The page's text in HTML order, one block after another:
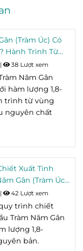
(Tràm Úc) Có
Hành Trình Từ
Đến Chai Tinh
| 38 Lượt xem
Năm Gân
hàm lượng 1,8-
trình từ vùng
nguyên chất
Xuất Tinh
Gân (Tràm Úc)
Chất Tự Nhiên
| 42 Lượt xem
trình chiết
Tràm Năm Gân
lượng 1,8-
bản.